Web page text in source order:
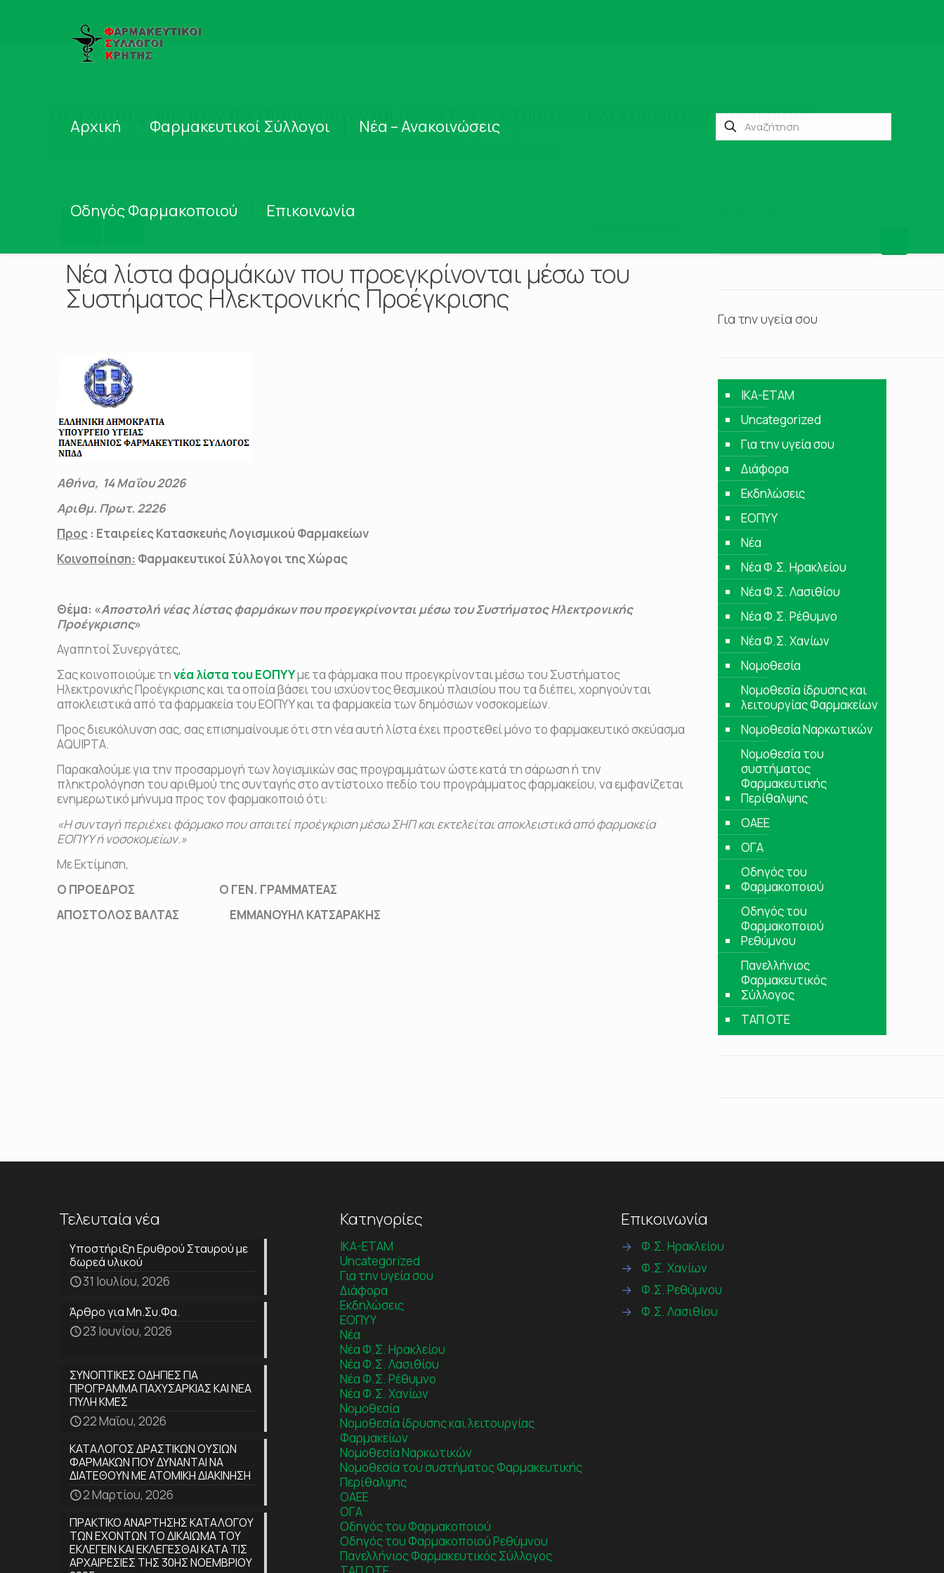
Αρχική Φαρμακευτικοί Σύλλογοι Νέα – Ανακοινώσεις
Οδηγός Φαρμακοποιού Επικοινωνία
Νέα λίστα φαρμάκων που προεγκρίνονται μέσω του Συστήματος Ηλεκτρονικής Προέγκρισης
Αρχική Νέα – Ανακοινώσεις
Πανελλήνιος Φαρμακευτικός Σύλλογος
Νέα λίστα φαρμάκων που προεγκρίνονται μέσω του
Συστήματος Ηλεκτρονικής Προέγκρισης
Αθήνα, 14 Μαΐου 2026
Αριθμ. Πρωτ. 2226
Προς : Εταιρείες Κατασκευής Λογισμικού Φαρμακείων
Κοινοποίηση: Φαρμακευτικοί Σύλλογοι της Χώρας
Θέμα: «Αποστολή νέας λίστας φαρμάκων που προεγκρίνονται μέσω του Συστήματος Ηλεκτρονικής
Προέγκρισης»
Αγαπητοί Συνεργάτες,
Σας κοινοποιούμε τηνέα λίστα του ΕΟΠΥΥμε τα φάρμακα που προεγκρίνονται μέσω του Συστήματος
Ηλεκτρονικής Προέγκρισης και τα οποία βάσει του ισχύοντος θεσμικού πλαισίου που τα διέπει, χορηγούνται
αποκλειστικά από τα φαρμακεία του ΕΟΠΥΥ και τα φαρμακεία των δημόσιων νοσοκομείων.
Προς διευκόλυνση σας, σας επισημαίνουμε ότι στη νέα αυτή λίστα έχει προστεθεί μόνο το φαρμακευτικό σκεύασμα
AQUIPTA.
Παρακαλούμε για την προσαρμογή των λογισμικών σας προγραμμάτων ώστε κατά τη σάρωση ή την
πληκτρολόγηση του αριθμού της συνταγής στο αντίστοιχο πεδίο του προγράμματος φαρμακείου, να εμφανίζεται
ενημερωτικό μήνυμα προς τον φαρμακοποιό ότι:
«Η συνταγή περιέχει φάρμακο που απαιτεί προέγκριση μέσω ΣΗΠ και εκτελείται αποκλειστικά από φαρμακεία
ΕΟΠΥΥ ή νοσοκομείων.»
Με Εκτίμηση,
Ο ΠΡΟΕΔΡΟΣ Ο ΓΕΝ. ΓΡΑΜΜΑΤΕΑΣ
ΑΠΟΣΤΟΛΟΣ ΒΑΛΤΑΣ ΕΜΜΑΝΟΥΗΛ ΚΑΤΣΑΡΑΚΗΣ
Για την υγεία σου
IKA-ETAM
Uncategorized
Για την υγεία σου
Διάφορα
Εκδηλώσεις
ΕΟΠΥΥ
Νέα
Νέα Φ.Σ. Ηρακλείου
Νέα Φ.Σ. Λασιθίου
Νέα Φ.Σ. Ρέθυμνο
Νέα Φ.Σ. Χανίων
Νομοθεσία
Νομοθεσία ίδρυσης και
λειτουργίας Φαρμακείων
Νομοθεσία Ναρκωτικών
Νομοθεσία του
συστήματος
Φαρμακευτικής
Περίθαλψης
ΟΑΕΕ
ΟΓΑ
Οδηγός του
Φαρμακοποιού
Οδηγός του
Φαρμακοποιού
Ρεθύμνου
Πανελλήνιος
Φαρμακευτικός
Σύλλογος
ΤΑΠ ΟΤΕ
Τελευταία νέα
Υποστήριξη Ερυθρού Σταυρού με
δωρεά υλικού
31 Ιουλίου, 2026
Άρθρο για Μη.Συ.Φα.
23 Ιουνίου, 2026
ΣΥΝΟΠΤΙΚΕΣ ΟΔΗΓΙΕΣ ΓΙΑ
ΠΡΟΓΡΑΜΜΑ ΠΑΧΥΣΑΡΚΙΑΣ ΚΑΙ ΝΕΑ
ΠΥΛΗ ΚΜΕΣ
22 Μαΐου, 2026
ΚΑΤΑΛΟΓΟΣ ΔΡΑΣΤΙΚΩΝ ΟΥΣΙΩΝ
ΦΑΡΜΑΚΩΝ ΠΟΥ ΔΥΝΑΝΤΑΙ ΝΑ
ΔΙΑΤΕΘΟΥΝ ΜΕ ΑΤΟΜΙΚΗ ΔΙΑΚΙΝΗΣΗ
2 Μαρτίου, 2026
ΠΡΑΚΤΙΚΟ ΑΝΑΡΤΗΣΗΣ ΚΑΤΑΛΟΓΟΥ
ΤΩΝ ΕΧΟΝΤΩΝ ΤΟ ΔΙΚΑΙΩΜΑ ΤΟΥ
ΕΚΛΕΓΕΙΝ ΚΑΙ ΕΚΛΕΓΕΣΘΑΙ ΚΑΤΑ ΤΙΣ
ΑΡΧΑΙΡΕΣΙΕΣ ΤΗΣ 30ΗΣ ΝΟΕΜΒΡΙΟΥ
Κατηγορίες
IKA-ETAM
Uncategorized
Για την υγεία σου
Διάφορα
Εκδηλώσεις
ΕΟΠΥΥ
Νέα
Νέα Φ.Σ. Ηρακλείου
Νέα Φ.Σ. Λασιθίου
Νέα Φ.Σ. Ρέθυμνο
Νέα Φ.Σ. Χανίων
Νομοθεσία
Νομοθεσία ίδρυσης και λειτουργίας
Φαρμακείων
Νομοθεσία Ναρκωτικών
Νομοθεσία του συστήματος Φαρμακευτικής
Περίθαλψης
ΟΑΕΕ
ΟΓΑ
Οδηγός του Φαρμακοποιού
Οδηγός του Φαρμακοποιού Ρεθύμνου
Πανελλήνιος Φαρμακευτικός Σύλλογος
Επικοινωνία
→
Φ.Σ. Ηρακλείου
→
Φ.Σ. Χανίων
→
Φ.Σ. Ρεθύμνου
→
Φ.Σ. Λασιθίου